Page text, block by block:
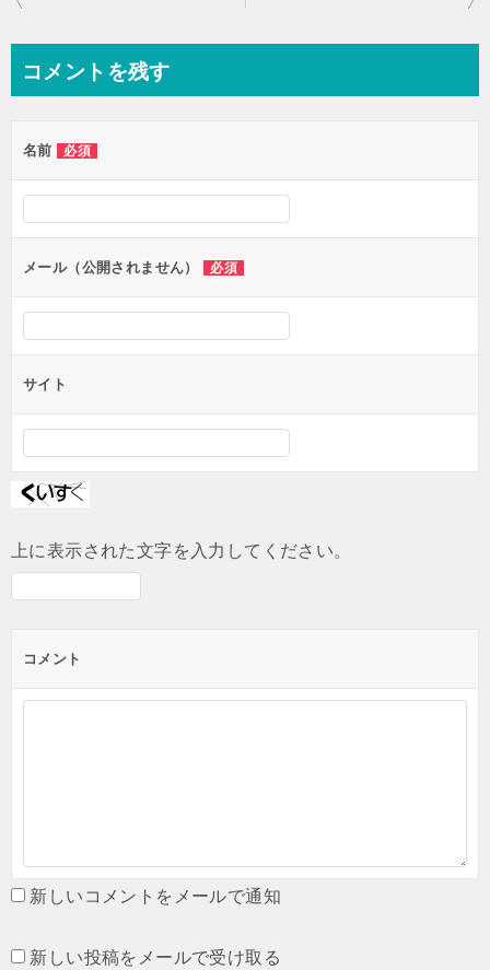
ビ
ー
シ
ン
コメントを残す
名前 必須
メール（公開されません） 必須
サイト
上に表示された文字を入力してください。
コメント
新しいコメントをメールで通知
新しい投稿をメールで受け取る